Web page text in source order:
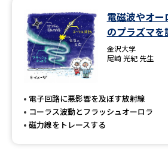
来場型・Web型イベント特集 夢ナビ
受験準備
志望校・出願校を調べる
電磁波やオ
のプラズマを
金沢大学
尾崎 光紀 先生
電子回路に悪影響を及ぼす放射線
コーラス波動とフラッシュオーロラ
磁力線をトレースする